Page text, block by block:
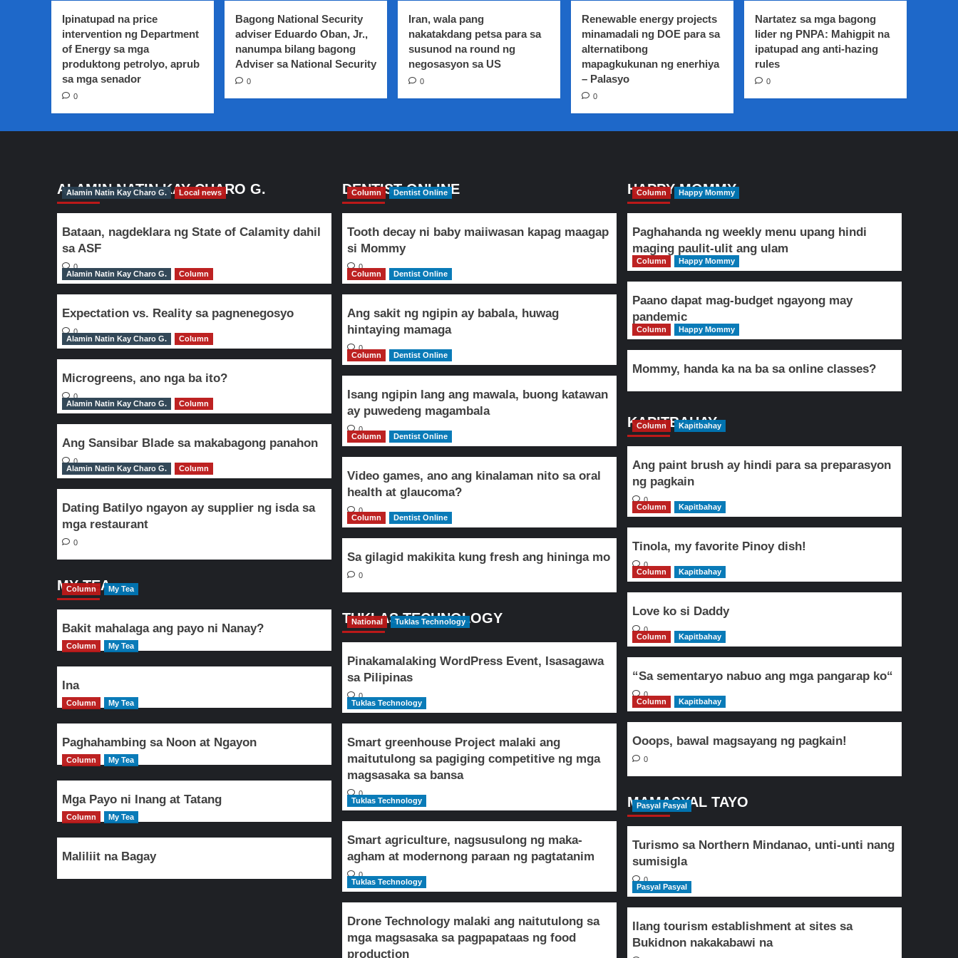
dapat
makita
sa
mga
pulis
tiwala
Director
Albayalde
Ipinatupad na price
intervention ng Department
of Energy sa mga
produktong petrolyo, aprub
sa mga senador
0
Bagong National Security
adviser Eduardo Oban, Jr.,
nanumpa bilang bagong
Adviser sa National Security
0
Iran, wala pang
nakatakdang petsa para sa
susunod na round ng
negosasyon sa US
0
Renewable energy projects
minamadali ng DOE para sa
alternatibong
mapagkukunan ng enerhiya
– Palasyo
0
Nartatez sa mga bagong
lider ng PNPA: Mahigpit na
ipatupad ang anti-hazing
rules
0
ALAMIN NATIN KAY CHARO G.
Alamin Natin Kay Charo G. Local news
Bataan, nagdeklara ng State of Calamity dahil
sa ASF
0
Alamin Natin Kay Charo G.
Column
Expectation vs. Reality sa pagnenegosyo
0
Alamin Natin Kay Charo G.
Column
Microgreens, ano nga ba ito?
0
Alamin Natin Kay Charo G.
Column
Ang Sansibar Blade sa makabagong panahon
0
Alamin Natin Kay Charo G.
Column
Dating Batilyo ngayon ay supplier ng isda sa
mga restaurant
0
MY TEA
Column My Tea
Bakit mahalaga ang payo ni Nanay?
Column My Tea
Ina
Column My Tea
Paghahambing sa Noon at Ngayon
Column My Tea
Mga Payo ni Inang at Tatang
Column My Tea
Maliliit na Bagay
DENTIST ONLINE
Column Dentist Online
Tooth decay ni baby maiiwasan kapag maagap
si Mommy
0
Column
Dentist Online
Ang sakit ng ngipin ay babala, huwag
hintaying mamaga
0
Column
Dentist Online
Isang ngipin lang ang mawala, buong katawan
ay puwedeng magambala
0
Column
Dentist Online
Video games, ano ang kinalaman nito sa oral
health at glaucoma?
0
Column
Dentist Online
Sa gilagid makikita kung fresh ang hininga mo
0
TUKLAS TECHNOLOGY
National Tuklas Technology
Pinakamalaking WordPress Event, Isasagawa
sa Pilipinas
0
Tuklas Technology
Smart greenhouse Project malaki ang
maitutulong sa pagiging competitive ng mga
magsasaka sa bansa
0
Tuklas Technology
Smart agriculture, nagsusulong ng maka-
agham at modernong paraan ng pagtatanim
0
Tuklas Technology
Drone Technology malaki ang naitutulong sa
mga magsasaka sa pagpapataas ng food
production
HAPPY MOMMY
Column Happy Mommy
Paghahanda ng weekly menu upang hindi
maging paulit-ulit ang ulam
Column Happy Mommy
Paano dapat mag-budget ngayong may
pandemic
Column Happy Mommy
Mommy, handa ka na ba sa online classes?
KAPITBAHAY
Column Kapitbahay
Ang paint brush ay hindi para sa preparasyon
ng pagkain
0
Column
Kapitbahay
Tinola, my favorite Pinoy dish!
0
Column
Kapitbahay
Love ko si Daddy
0
Column
Kapitbahay
“Sa sementaryo nabuo ang mga pangarap ko“
0
Column
Kapitbahay
Ooops, bawal magsayang ng pagkain!
0
MAMASYAL TAYO
Pasyal Pasyal
Turismo sa Northern Mindanao, unti-unti nang
sumisigla
0
Pasyal Pasyal
Ilang tourism establishment at sites sa
Bukidnon nakakabawi na